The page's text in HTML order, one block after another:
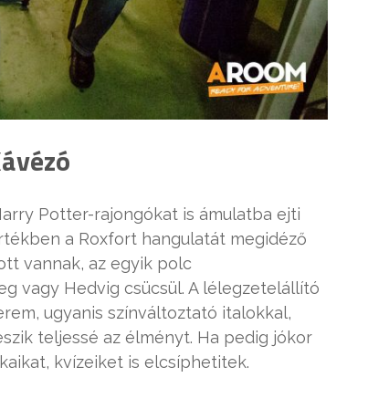
Potter-rajongókat is ámulatba ejti
a Roxfort hangulatát megidéző
vannak, az egyik polc
vagy Hedvig csücsül. A lélegzetelállító
ugyanis színváltoztató italokkal,
teljessé az élményt. Ha pedig jókor
kvízeiket is elcsíphetitek.